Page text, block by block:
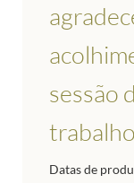
sessão
Datas de